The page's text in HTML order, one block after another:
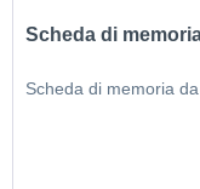
Scheda di
Scheda di memoria